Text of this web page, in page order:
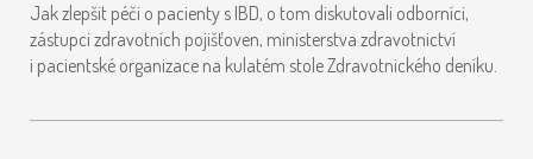
Jak zlepšit péči o pacienty s IBD, o tom diskutovali odborníci,
zástupci zdravotních pojišťoven, ministerstva zdravotnictví
i pacientské organizace na kulatém stole Zdravotnického deníku.